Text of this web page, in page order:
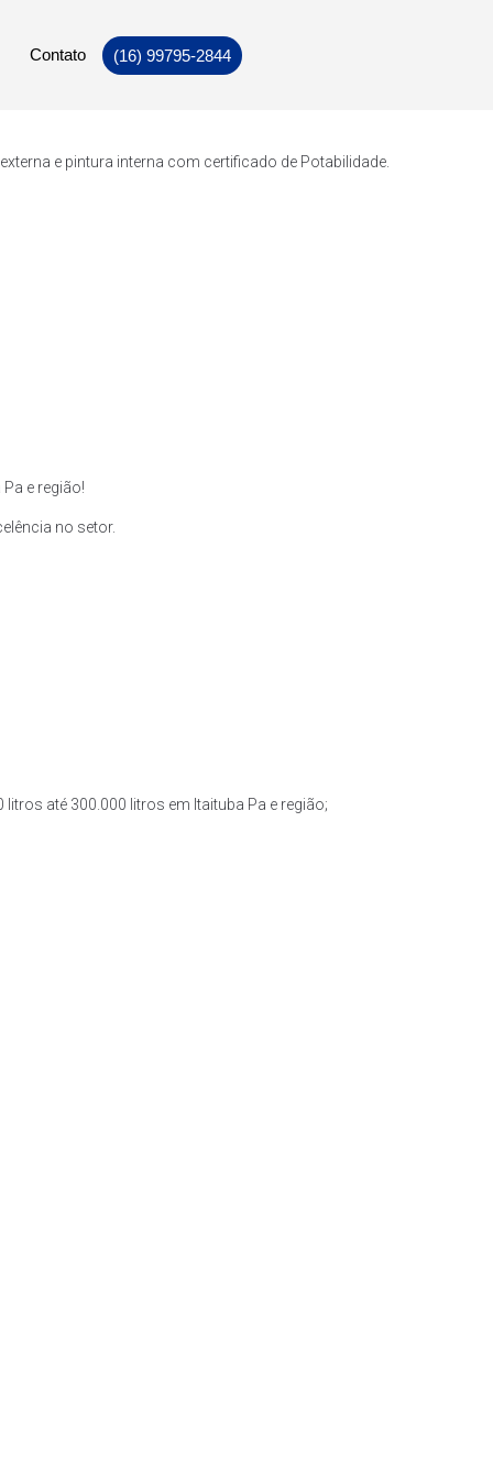
Contato (16) 99795-2844
e pintura interna com certificado de Potabilidade.
e região!
no setor.
até 300.000 litros em Itaituba Pa e região;